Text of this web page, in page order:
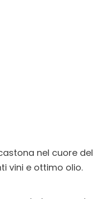
nel cuore del
vini e ottimo olio.